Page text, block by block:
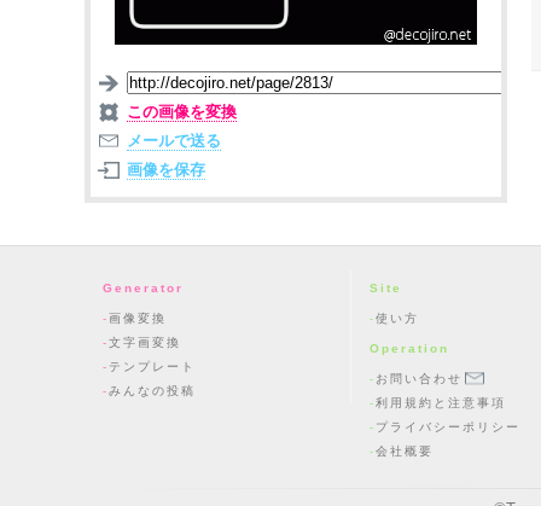
この画像を変換
メールで送る
画像を保存
Generator
画像変換
文字画変換
テンプレート
みんなの投稿
Site
使い方
Operation
お問い合わせ
利用規約と注意事項
プライバシーポリシー
会社概要